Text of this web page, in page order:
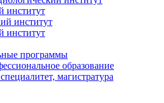
институт
институт
институт
программы
образование
магистратура